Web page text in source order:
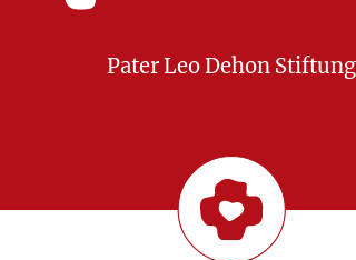
Pater Leo Dehon Stiftung